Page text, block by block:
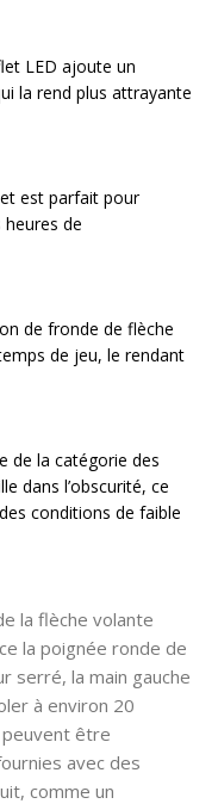
LED ajoute un
la rend plus attrayante
est parfait pour
de
de fronde de flèche
de jeu, le rendant
de la catégorie des
dans l’obscurité, ce
conditions de faible
la flèche volante
la poignée ronde de
serré, la main gauche
à environ 20
être
avec des
comme un